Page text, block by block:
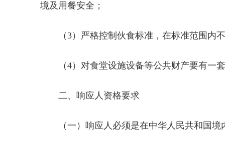
境及用餐安全；
（3）严格控制伙食标准，在标准范围内不
（4）对食堂设施设备等公共财产要有一套
二、响应人资格要求
（一）响应人必须是在中华人民共和国境